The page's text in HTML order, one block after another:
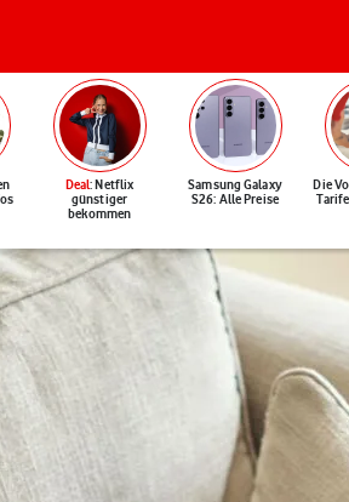
Deal: Netflix
günstiger
bekommen
Samsung Galaxy
S26: Alle Preise
Die